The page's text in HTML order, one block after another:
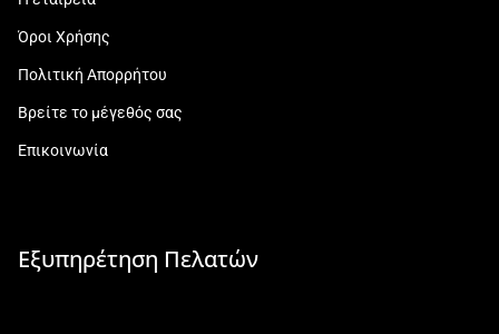
Όροι Χρήσης
Πολιτική Απορρήτου
Βρείτε το μέγεθός σας
Επικοινωνία
Εξυπηρέτηση Πελατών